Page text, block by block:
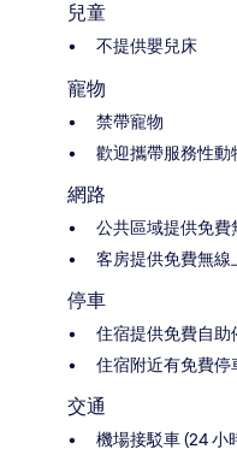
兒童
不提供嬰兒床
寵物
禁帶寵物
歡迎攜帶服務性動
網路
公共區域提供免費
客房提供免費無線
停車
住宿提供免費自助
住宿附近有免費停
交通
機場接駁車 (24 小